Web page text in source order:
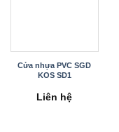
Cửa nhựa PVC SGD
KOS SD1
Liên hệ